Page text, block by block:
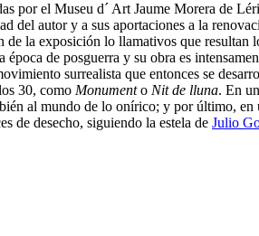
por el Museu d´ Art Jaume Morera de
del autor y a sus aportaciones a la
de la exposición lo llamativos que
época de posguerra y su obra es
surrealista que entonces se
30, como Monumento Nit de lluna. En
al mundo de lo onírico; y por último,
de desecho, siguiendo la estela de Julio